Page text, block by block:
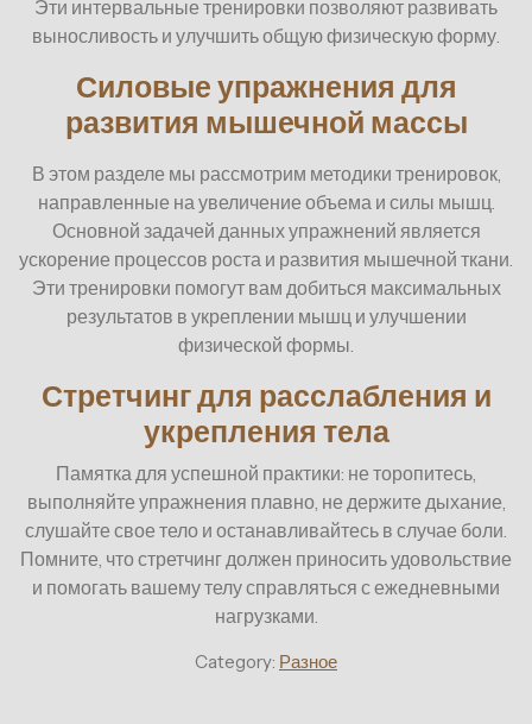
Эти интервальные тренировки позволяют развивать
выносливость и улучшить общую физическую форму.
Силовые упражнения для
развития мышечной массы
В этом разделе мы рассмотрим методики тренировок,
направленные на увеличение объема и силы мышц.
Основной задачей данных упражнений является
ускорение процессов роста и развития мышечной ткани.
Эти тренировки помогут вам добиться максимальных
результатов в укреплении мышц и улучшении
физической формы.
Стретчинг для расслабления и
укрепления тела
Памятка для успешной практики: не торопитесь,
выполняйте упражнения плавно, не держите дыхание,
слушайте свое тело и останавливайтесь в случае боли.
Помните, что стретчинг должен приносить удовольствие
и помогать вашему телу справляться с ежедневными
нагрузками.
Category: Разное